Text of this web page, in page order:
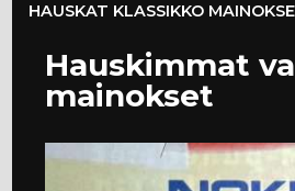
HAUSKAT KLASSIKKO
Hauskimmat
mainokset